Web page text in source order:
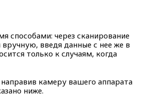
способами: через сканирование
вручную, введя данные с нее же в
только к случаям, когда
камеру вашего аппарата
ниже.